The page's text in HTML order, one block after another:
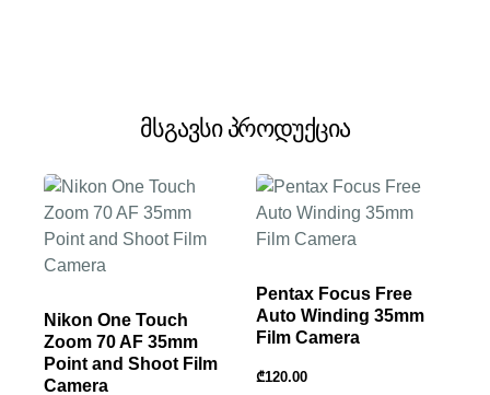
მსგავსი პროდუქცია
Nikon One Touch
Zoom 70 AF 35mm
Point and Shoot Film
Camera
Pentax Focus Free
Auto Winding 35mm
Film Camera
₾120.00